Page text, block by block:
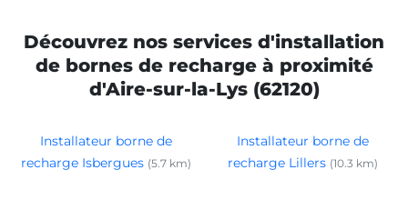
Découvrez nos services d'installation
de bornes de recharge à proximité
d'Aire-sur-la-Lys (62120)
Installateur borne de
recharge Isbergues (5.7 km)
Installateur borne de
recharge Lillers (10.3 km)